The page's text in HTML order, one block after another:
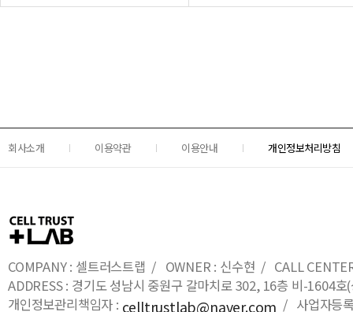
회사소개 이용약관 이용안내 개인정보처리방침
COMPANY : 셀트러스트랩 / OWNER : 신수현 / CALL
ADDRESS : 경기도 성남시 중원구 갈마치로 302, 16층 비-1604
개인정보관리책임자 : celltrustlab@naver.com / 사업자등